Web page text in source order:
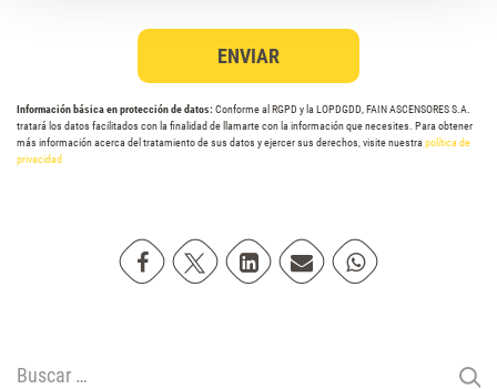
Información básica en protección de datos: Conforme al RGPD y la LOPDGDD, FAIN ASCENSORES S.A.
tratará los datos facilitados con la finalidad de llamarte con la información que necesites. Para obtener
más información acerca del tratamiento de sus datos y ejercer sus derechos, visite nuestra política de
privacidad
Compartir en Facebook
Compartir en Twitter
Compartir en Linkedin
Compartir poremail
Compartir en
Buscar: